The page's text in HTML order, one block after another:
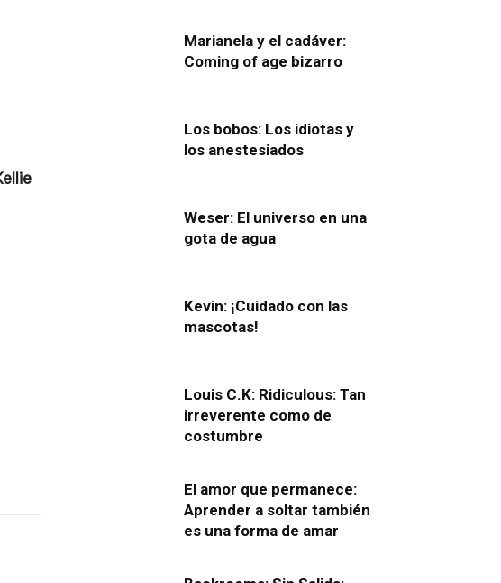
Marianela y el cadáver:
Coming of age bizarro
Los bobos: Los idiotas y
los anestesiados
Weser: El universo en una
gota de agua
Kevin: ¡Cuidado con las
mascotas!
Louis C.K: Ridiculous: Tan
irreverente como de
costumbre
El amor que permanece:
Aprender a soltar también
es una forma de amar